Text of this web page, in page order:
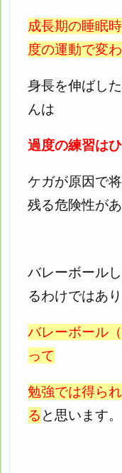
成長期の睡眠
度の運動で変
身長を伸ばし
んは
過度の練習は
ケガが原因で
残る危険性が
バレーボール
るわけではあ
バレーボール
って
勉強では得ら
る と思います。